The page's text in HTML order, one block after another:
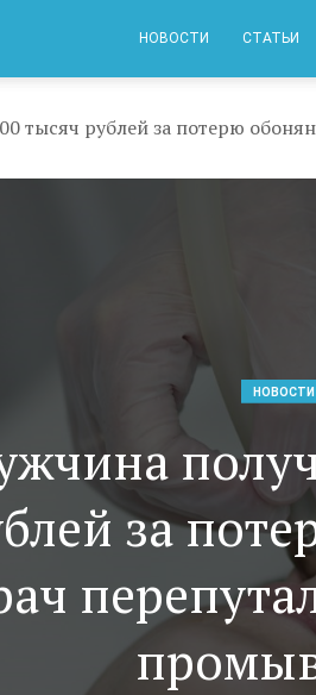
НОВОСТИ СТАТЬИ
тысяч рублей за потерю
НОВОСТИ
за